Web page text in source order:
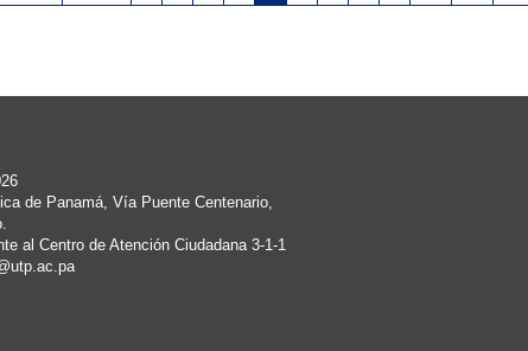
de Panamá, Vía Puente Centenario,
al Centro de Atención Ciudadana 3-1-1